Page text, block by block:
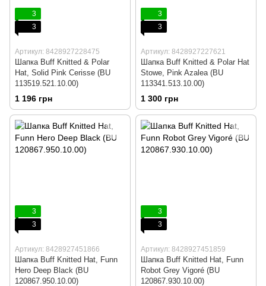
3
3
Артикул: 8428927228475
Шапка Buff Knitted & Polar
Hat, Solid Pink Cerisse (BU
113519.521.10.00)
1 196 грн
3
3
Артикул: 8428927227621
Шапка Buff Knitted & Polar Hat
Stowe, Pink Azalea (BU
113341.513.10.00)
1 300 грн
3
3
Артикул: 8428927451866
Шапка Buff Knitted Hat, Funn
Hero Deep Black (BU
120867.950.10.00)
3
3
Артикул: 8428927451859
Шапка Buff Knitted Hat, Funn
Robot Grey Vigoré (BU
120867.930.10.00)